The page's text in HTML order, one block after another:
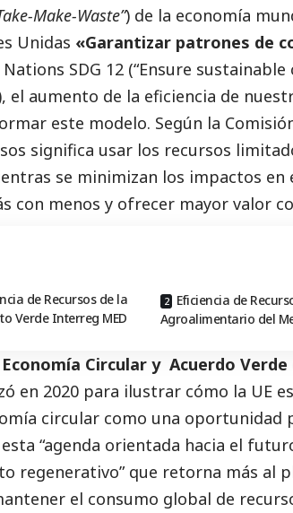
Make-Waste”) de la economía
Unidas «Garantizar patrones de
SDG 12 (“Ensure
el aumento de la eficiencia de
este modelo. Según la
significa usar los recursos
se minimizan los impactos en
con menos y ofrecer mayor valor
de Recursos de la
Verde Interreg MED
Eficiencia de
Agroalimentario del
Circular y Acuerdo Verde
en 2020 para ilustrar cómo la UE
circular como una oportunidad
“agenda orientada hacia el
regenerativo” que retorna más al
el consumo global de